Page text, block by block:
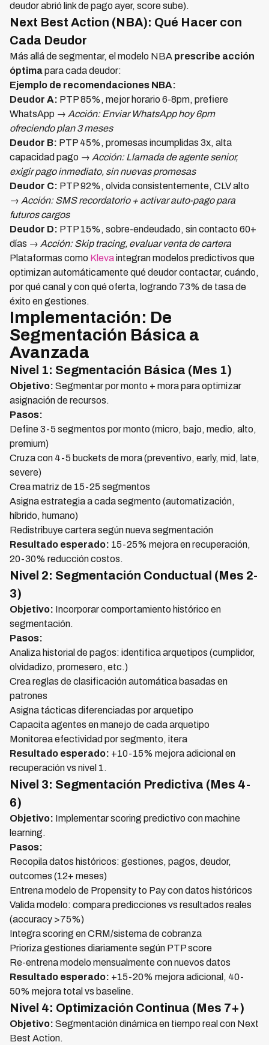
deudor abrió link de pago ayer, score sube).
Next Best Action (NBA): Qué Hacer con
Cada Deudor
Más allá de segmentar, el modelo NBA prescribe acción
óptimapara cada deudor:
Ejemplo de recomendaciones NBA:
Deudor A: PTP 85%, mejor horario 6-8pm, prefiere
WhatsApp → Acción: Enviar WhatsApp hoy 6pm
ofreciendo plan 3 meses
Deudor B: PTP 45%, promesas incumplidas 3x, alta
capacidad pago → Acción: Llamada de agente senior,
exigir pago inmediato, sin nuevas promesas
Deudor C: PTP 92%, olvida consistentemente, CLV alto
→ Acción: SMS recordatorio + activar auto-pago para
futuros cargos
Deudor D: PTP 15%, sobre-endeudado, sin contacto 60+
días → Acción: Skip tracing, evaluar venta de cartera
Plataformas como Klevaintegran modelos predictivos que
optimizan automáticamente qué deudor contactar, cuándo,
por qué canal y con qué oferta, logrando 73% de tasa de
éxito en gestiones.
Implementación: De
Segmentación Básica a
Avanzada
Nivel 1: Segmentación Básica (Mes 1)
Objetivo: Segmentar por monto + mora para optimizar
asignación de recursos.
Pasos:
Define 3-5 segmentos por monto (micro, bajo, medio, alto,
premium)
Cruza con 4-5 buckets de mora (preventivo, early, mid, late,
severe)
Crea matriz de 15-25 segmentos
Asigna estrategia a cada segmento (automatización,
híbrido, humano)
Redistribuye cartera según nueva segmentación
Resultado esperado: 15-25% mejora en recuperación,
20-30% reducción costos.
Nivel 2: Segmentación Conductual (Mes 2-
3)
Objetivo: Incorporar comportamiento histórico en
segmentación.
Pasos:
Analiza historial de pagos: identifica arquetipos (cumplidor,
olvidadizo, promesero, etc.)
Crea reglas de clasificación automática basadas en
patrones
Asigna tácticas diferenciadas por arquetipo
Capacita agentes en manejo de cada arquetipo
Monitorea efectividad por segmento, itera
Resultado esperado: +10-15% mejora adicional en
recuperación vs nivel 1.
Nivel 3: Segmentación Predictiva (Mes 4-
6)
Objetivo: Implementar scoring predictivo con machine
learning.
Pasos:
Recopila datos históricos: gestiones, pagos, deudor,
outcomes (12+ meses)
Entrena modelo de Propensity to Pay con datos históricos
Valida modelo: compara predicciones vs resultados reales
(accuracy >75%)
Integra scoring en CRM/sistema de cobranza
Prioriza gestiones diariamente según PTP score
Re-entrena modelo mensualmente con nuevos datos
Resultado esperado: +15-20% mejora adicional, 40-
50% mejora total vs baseline.
Nivel 4: Optimización Continua (Mes 7+)
Objetivo: Segmentación dinámica en tiempo real con Next
Best Action.